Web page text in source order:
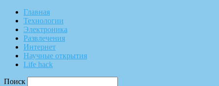
Главная
Технологии
Электроника
Развлечения
Интернет
Научные открытия
Life hack
Поиск